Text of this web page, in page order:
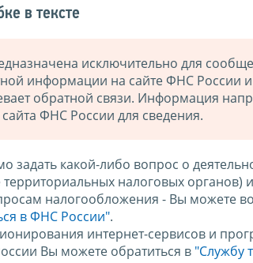
в тексте
исключительно для
информации на сайте ФНС России
обратной связи. Информация
сайта ФНС России для сведения.
задать какой-либо вопрос о
налоговых органов)
налогообложения - Вы можете
в ФНС России".
интернет-сервисов и
Вы можете обратиться в "Службу